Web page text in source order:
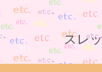
スレ